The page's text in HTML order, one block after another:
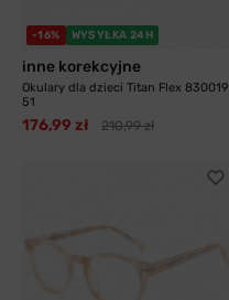
-16% WYSYŁKA 24H
inne korekcyjne
Okulary dla dzieci Titan Flex 830019
51
176,99 zł 210,99 zł